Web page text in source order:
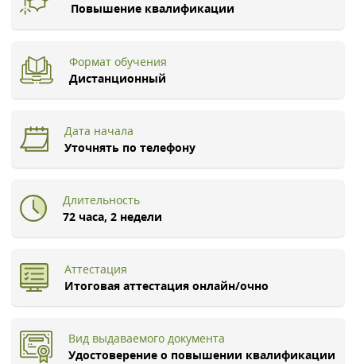
Повышение квалификации
Формат обучения
Дистанционный
Дата начала
Уточнять по телефону
Длительность
72 часа, 2 недели
Аттестация
Итоговая аттестация онлайн/очно
Вид выдаваемого документа
Удостоверение о повышении квалификации